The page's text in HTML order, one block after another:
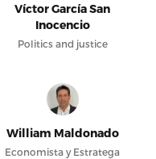
Víctor García San
Inocencio
Politics and justice
William Maldonado
Economista y Estratega